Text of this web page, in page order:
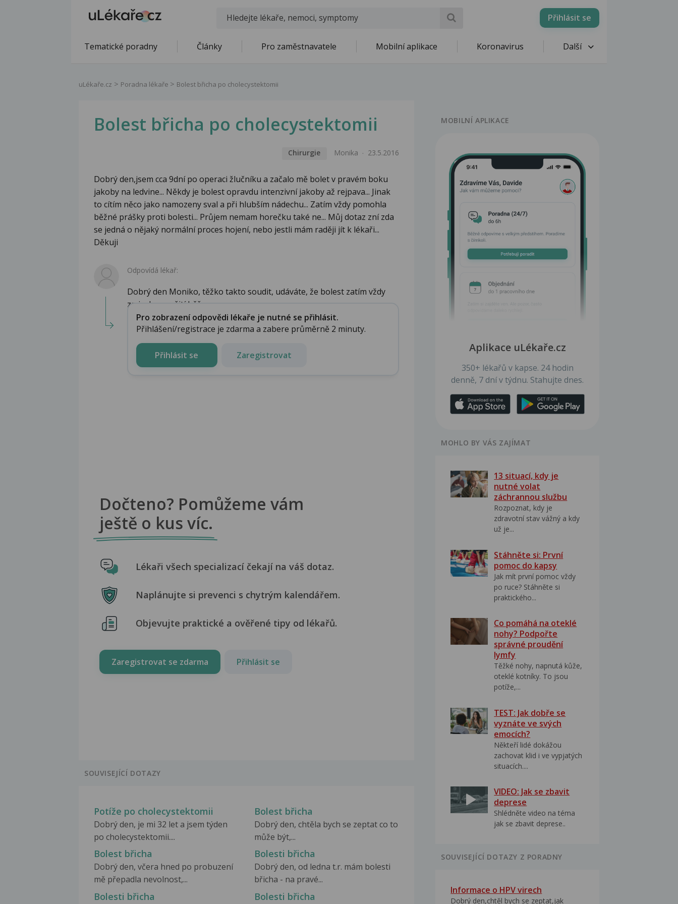
Přihlásit se
Tematické poradny Články Pro zaměstnavatele Mobilní aplikace Koronavirus Další
uLékaře.cz Poradna lékaře Bolest břicha po cholecystektomii
Bolest břicha po cholecystektomii
Chirurgie Monika 23.5.2016
Dobrý den,jsem cca 9dní po operaci žlučníku a začalo mě bolet v pravém boku
jakoby na ledvine... Někdy je bolest opravdu intenzivní jakoby až rejpava... Jinak
to cítím něco jako namozeny sval a při hlubším nádechu... Zatím vždy pomohla
běžné prášky proti bolesti... Průjem nemam horečku také ne... Můj dotaz zní zda
se jedná o nějaký normální proces hojení, nebo jestli mám raději jít k lékaři...
Děkuji
Odpovídá lékař:
Dobrý den Moniko, těžko takto soudit, udáváte, že bolest zatím vždy
zmizela po užití běž...
Pro zobrazení odpovědi lékaře je nutné se přihlásit.
Přihlášení/registrace je zdarma a zabere průměrně 2 minuty.
Přihlásit se Zaregistrovat
Dočteno? Pomůžeme vám
ještě o kus víc.
Lékaři všech specializací čekají na váš dotaz.
Naplánujte si prevenci s chytrým kalendářem.
Objevujte praktické a ověřené tipy od lékařů.
Zaregistrovat se zdarma Přihlásit se
SOUVISEJÍCÍ DOTAZY
Potíže po cholecystektomii
Dobrý den, je mi 32 let a jsem týden
po cholecystektomii....
Bolest břicha
Dobrý den, chtěla bych se zeptat co to
může být,...
Bolest břicha
Dobrý den, včera hned po probuzení
mě přepadla nevolnost,...
Bolesti břicha
Dobrý den, od ledna t.r. mám bolesti
břicha - na pravé...
Bolesti břicha Bolesti břicha
MOBILNÍ APLIKACE
Aplikace uLékaře.cz
350+ lékařů v kapse. 24 hodin
denně, 7 dní v týdnu. Stahujte dnes.
MOHLO BY VÁS ZAJÍMAT
13 situací, kdy je
nutné volat
záchrannou službu
Rozpoznat, kdy je
zdravotní stav vážný a kdy
už je...
Stáhněte si: První
pomoc do kapsy
Jak mít první pomoc vždy
po ruce? Stáhněte si
praktického...
Co pomáhá na oteklé
nohy? Podpořte
správné proudění
lymfy
Těžké nohy, napnutá kůže,
oteklé kotníky. To jsou
potíže,...
TEST: Jak dobře se
vyznáte ve svých
emocích?
Někteří lidé dokážou
zachovat klid i ve vypjatých
situacích....
VIDEO: Jak se zbavit
deprese
Shlédněte video na téma
jak se zbavit deprese..
SOUVISEJÍCÍ DOTAZY Z PORADNY
Informace o HPV virech
Dobrý den,chtěl bych se zeptat,jak